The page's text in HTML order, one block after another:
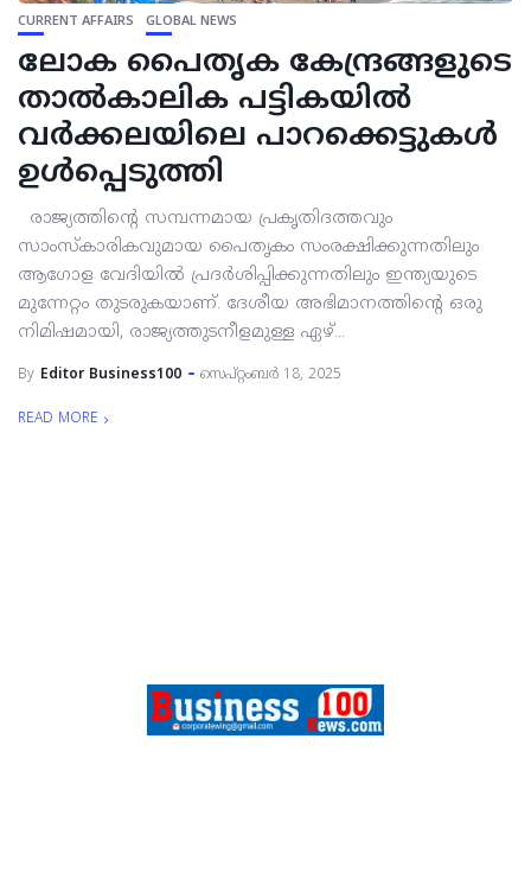
CURRENT AFFAIRS GLOBAL NEWS
ലോക പൈതൃക കേന്ദ്രങ്ങളുടെ
താല്‍കാലിക പട്ടികയില്‍
വര്‍ക്കലയിലെ പാറക്കെട്ടുകള്‍
ഉള്‍പ്പെടുത്തി
രാജ്യത്തിന്റെ സമ്പന്നമായ പ്രകൃതിദത്തവും
സാംസ്‌കാരികവുമായ പൈതൃകം സംരക്ഷിക്കുന്നതിലും
ആഗോള വേദിയില്‍ പ്രദര്‍ശിപ്പിക്കുന്നതിലും ഇന്ത്യയുടെ
മുന്നേറ്റം തുടരുകയാണ്. ദേശീയ അഭിമാനത്തിന്റെ ഒരു
നിമിഷമായി, രാജ്യത്തുടനീളമുള്ള ഏഴ്...
By Editor Business100 സെപ്റ്റംബർ 18, 2025
READ MORE